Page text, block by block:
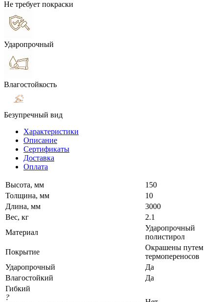
Не требует покраски
Ударопрочный
Влагостойкость
Безупречный вид
Характеристики
Описание
Сертификаты
Доставка
Оплата
Высота, мм
150
Толщина, мм
10
Длина, мм
3000
Вес, кг
2.1
Материал
Ударопрочный
полистирол
Покрытие
Окрашены путем
термопереносов
Ударопрочный
Да
Влагостойкий
Да
Гибкий
?